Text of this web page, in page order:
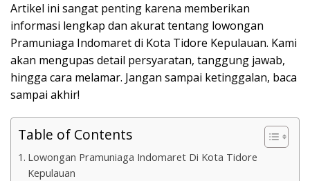
Artikel ini sangat penting karena memberikan
informasi lengkap dan akurat tentang lowongan
Pramuniaga Indomaret di Kota Tidore Kepulauan. Kami
akan mengupas detail persyaratan, tanggung jawab,
hingga cara melamar. Jangan sampai ketinggalan, baca
sampai akhir!
Table of Contents
Lowongan Pramuniaga Indomaret Di Kota Tidore
Kepulauan